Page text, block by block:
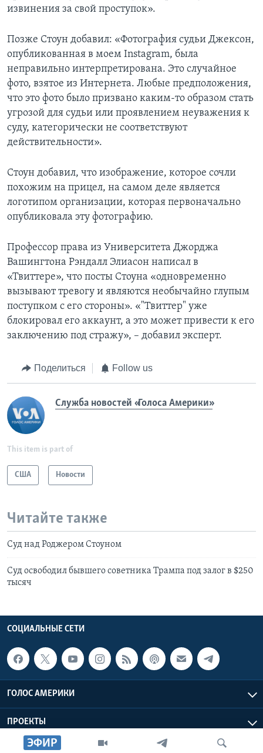
ЭФИР
извинения за свой проступок».
Позже Стоун добавил: «Фотография судьи Джексон,
опубликованная в моем Instagram, была
неправильно интерпретирована. Это случайное
фото, взятое из Интернета. Любые предположения,
что это фото было призвано каким-то образом стать
угрозой для судьи или проявлением неуважения к
суду, категорически не соответствуют
действительности».
Стоун добавил, что изображение, которое сочли
похожим на прицел, на самом деле является
логотипом организации, которая первоначально
опубликовала эту фотографию.
Профессор права из Университета Джорджа
Вашингтона Рэндалл Элиасон написал в
«Твиттере», что посты Стоуна «одновременно
вызывают тревогу и являются необычайно глупым
поступком с его стороны». «"Твиттер" уже
блокировал его аккаунт, а это может привести к его
заключению под стражу», – добавил эксперт.
Поделиться Follow us
Служба новостей «Голоса Америки»
This item is part of
США Новости
Читайте также
Суд над Роджером Стоуном
Суд освободил бывшего советника Трампа под залог в $250
тысяч
СОЦИАЛЬНЫЕ СЕТИ
ГОЛОС АМЕРИКИ
ПРОЕКТЫ